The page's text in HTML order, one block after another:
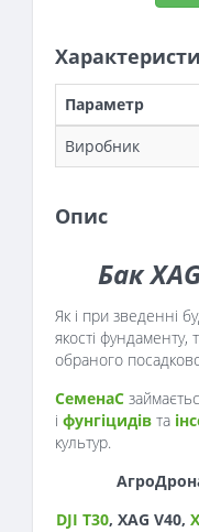
Параметр
Виробник
Опис
Бак
Як і при зведенні
якості фундаменту,
обраного
СеменаС
і фунгіцидів та
культур.
DJI T30, XAG V40,